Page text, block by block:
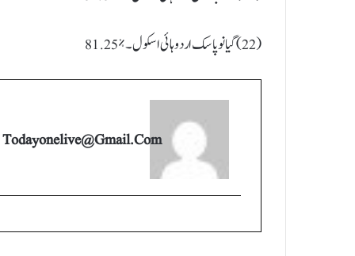
(22) گیانوپاسک اردو ہائی اسکول ۔ %81.25
Todayonelive@gmail.com